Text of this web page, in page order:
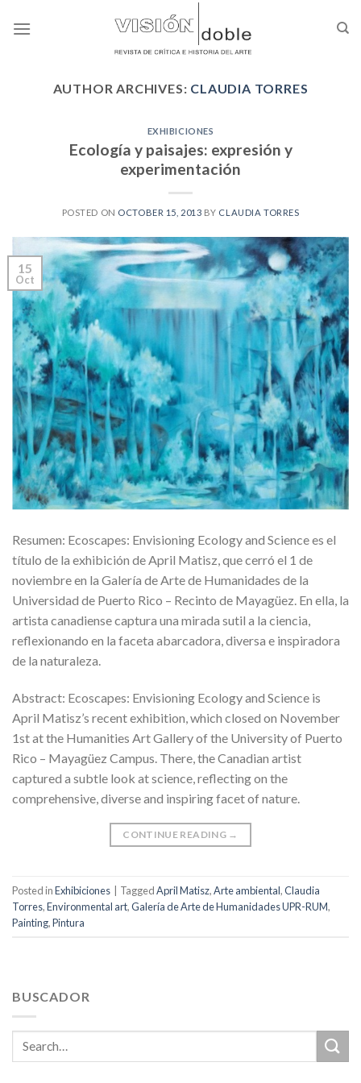
AUTHOR ARCHIVES: CLAUDIA TORRES
EXHIBICIONES
Ecología y paisajes: expresión y
experimentación
POSTED ON OCTOBER 15, 2013 BY CLAUDIA TORRES
15
Oct
Resumen: Ecoscapes: Envisioning Ecology and Science es el
título de la exhibición de April Matisz, que cerró el 1 de
noviembre en la Galería de Arte de Humanidades de la
Universidad de Puerto Rico – Recinto de Mayagüez. En ella, la
artista canadiense captura una mirada sutil a la ciencia,
reflexionando en la faceta abarcadora, diversa e inspiradora
de la naturaleza.
Abstract: Ecoscapes: Envisioning Ecology and Science is
April Matisz’s recent exhibition, which closed on November
1st at the Humanities Art Gallery of the University of Puerto
Rico – Mayagüez Campus. There, the Canadian artist
captured a subtle look at science, reflecting on the
comprehensive, diverse and inspiring facet of nature.
CONTINUE READING →
Posted inExhibiciones | TaggedApril Matisz,Arte ambiental,Claudia
Torres,Environmental art,Galería de Arte de Humanidades UPR-RUM,
Painting,Pintura
BUSCADOR